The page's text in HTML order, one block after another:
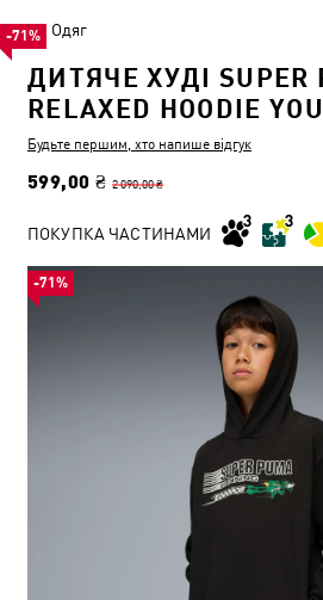
Одяг
ДИТЯЧЕ ХУДІ SUPER
RELAXED HOODIE
Будьте першим, хто напише відгук
599,00 ₴ 2 090,00 ₴
-71%
ПОКУПКА ЧАСТИНАМИ
-71%